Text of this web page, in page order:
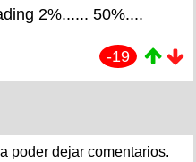
2%...... 50%....
-19
poder dejar comentarios.